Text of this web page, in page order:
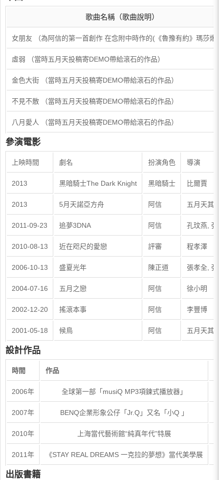
歌曲名稱（歌曲說明）
女朋友 （為阿信的第一首創作 在念附中時作的(《魯豫有約》瑪莎爆
虛弱 （當時五月天投稿寄DEMO帶給滾石的作品）
金色大街 （當時五月天投稿寄DEMO帶給滾石的作品）
不見不散 （當時五月天投稿寄DEMO帶給滾石的作品）
八月愛人 （當時五月天投稿寄DEMO帶給滾石的作品）
參演電影
上映時間 劇名 扮演角色 導演
2013 黑暗騎士The Dark Knight 黑暗騎士 比爾賈
2013 5月天諾亞方舟 阿信 五月天其
2011-09-23 追夢3DNA 阿信 孔玟燕,
2010-08-13 近在咫尺的愛戀 評審 程孝澤
2006-10-13 盛夏光年 陳正道 張孝全,
2004-07-16 五月之戀 阿信 徐小明
2002-12-20 搖滾本事 阿信 李豐博
2001-05-18 候鳥 阿信 五月天其
設計作品
時間 作品
2006年 全球第一部「musiQ MP3項鍊式播放器」
2007年 BENQ企業形象公仔「Jr.Q」又名「小Q 」
2010年 上海當代藝術館“純真年代”特展
2011年 《STAY REAL DREAMS 一克拉的夢想》當代美學展
出版書籍